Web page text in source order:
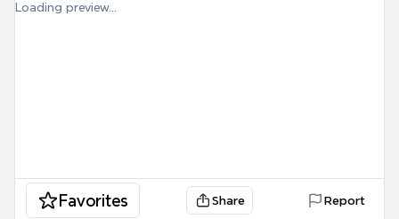
Loading preview...
Favorites Share Report